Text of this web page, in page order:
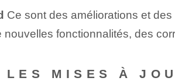
Ce sont des améliorations et
fonctionnalités, des
MISES À